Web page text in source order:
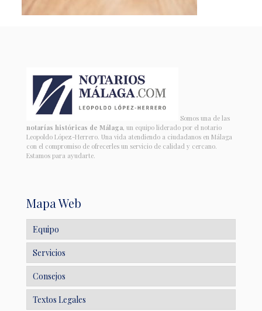
Somos una de las
notarías históricas de Málaga, un equipo liderado por el notario
Leopoldo López-Herrero. Una vida atendiendo a ciudadanos en Málaga
con el compromiso de ofrecerles un servicio de calidad y cercano.
Estamos para ayudarte.
Mapa Web
Equipo
Servicios
Consejos
Textos Legales